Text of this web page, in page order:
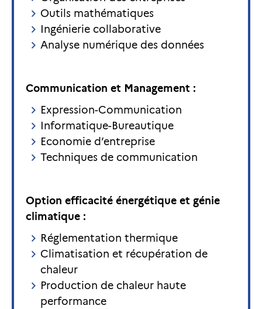
Outils mathématiques
Ingénierie collaborative
Analyse numérique des données
Communication et Management :
Expression-Communication
Informatique-Bureautique
Economie d’entreprise
Techniques de communication
Option efficacité énergétique et génie
climatique :
Réglementation thermique
Climatisation et récupération de
chaleur
Production de chaleur haute
performance